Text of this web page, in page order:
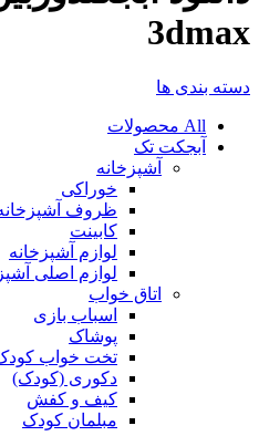
3dmax
دسته بندی ها
All محصولات
آبجکت تک
آشپزخانه
خوراکی
ظروف
کابینت
لوازم آشپزخانه
لوازم اصلی
اتاق خواب
اسباب بازی
پوشاک
تخت خواب
دکوری (کودک)
کیف و کفش
مبلمان کودک